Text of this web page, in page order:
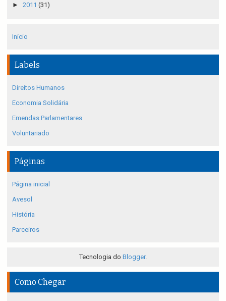
► 2011 (31)
Início
Labels
Direitos Humanos
Economia Solidária
Emendas Parlamentares
Voluntariado
Páginas
Página inicial
Avesol
História
Parceiros
Tecnologia do Blogger.
Como Chegar